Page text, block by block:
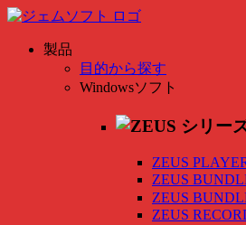
製品
目的から探す
Windowsソフト
ZEUS
ZEUS
ZEUS
ZEUS